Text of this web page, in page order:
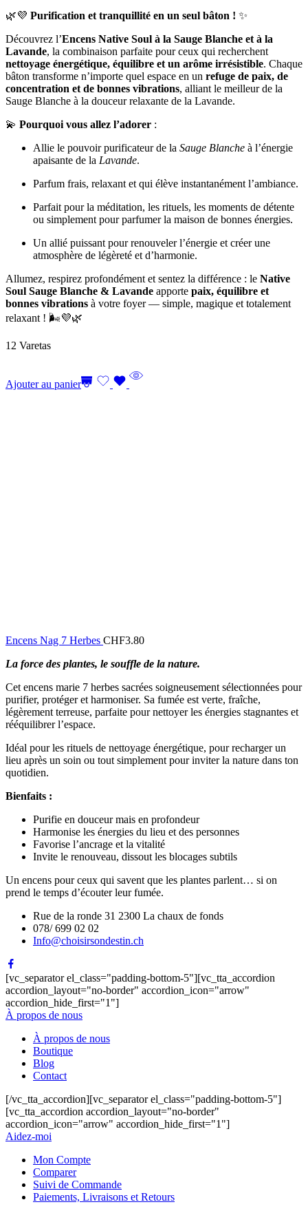
🌿💜 Purification et tranquillité en un seul bâton ! ✨
Découvrez l’Encens Native Soul à la Sauge Blanche et à la
Lavande, la combinaison parfaite pour ceux qui recherchent
nettoyage énergétique, équilibre et un arôme irrésistible. Chaque
bâton transforme n’importe quel espace en un refuge de paix, de
concentration et de bonnes vibrations, alliant le meilleur de la
Sauge Blanche à la douceur relaxante de la Lavande.
💫 Pourquoi vous allez l’adorer :
Allie le pouvoir purificateur de la Sauge Blanche à l’énergie
apaisante de la Lavande.
Parfum frais, relaxant et qui élève instantanément l’ambiance.
Parfait pour la méditation, les rituels, les moments de détente
ou simplement pour parfumer la maison de bonnes énergies.
Un allié puissant pour renouveler l’énergie et créer une
atmosphère de légèreté et d’harmonie.
Allumez, respirez profondément et sentez la différence : le Native
Soul Sauge Blanche & Lavande apporte paix, équilibre et
bonnes vibrations à votre foyer — simple, magique et totalement
relaxant ! 🌬️💜🌿
12 Varetas
Ajouter au panier
Encens Nag 7 Herbes CHF3.80
La force des plantes, le souffle de la nature.
Cet encens marie 7 herbes sacrées soigneusement sélectionnées pour
purifier, protéger et harmoniser. Sa fumée est verte, fraîche,
légèrement terreuse, parfaite pour nettoyer les énergies stagnantes et
rééquilibrer l’espace.
Idéal pour les rituels de nettoyage énergétique, pour recharger un
lieu après un soin ou tout simplement pour inviter la nature dans ton
quotidien.
Bienfaits :
Purifie en douceur mais en profondeur
Harmonise les énergies du lieu et des personnes
Favorise l’ancrage et la vitalité
Invite le renouveau, dissout les blocages subtils
Un encens pour ceux qui savent que les plantes parlent… si on
prend le temps d’écouter leur fumée.
Rue de la ronde 31 2300 La chaux de fonds
078/ 699 02 02
Info@choisirsondestin.ch
[vc_separator el_class="padding-bottom-5"][vc_tta_accordion
accordion_layout="no-border" accordion_icon="arrow"
accordion_hide_first="1"]
À propos de nous
À propos de nous
Boutique
Blog
Contact
[/vc_tta_accordion][vc_separator el_class="padding-bottom-5"]
[vc_tta_accordion accordion_layout="no-border"
accordion_icon="arrow" accordion_hide_first="1"]
Aidez-moi
Mon Compte
Comparer
Suivi de Commande
Paiements, Livraisons et Retours